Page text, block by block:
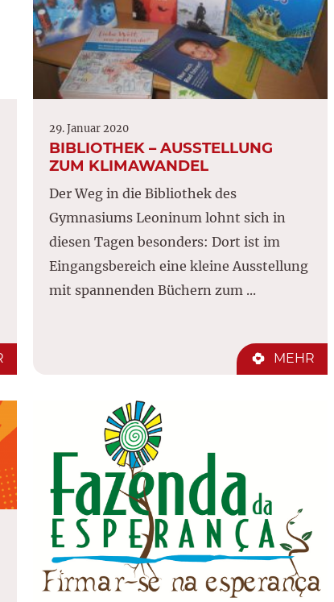
29. Januar 2020
BIBLIOTHEK – AUSSTELLUNG
ZUM KLIMAWANDEL
Der Weg in die Bibliothek des
Gymnasiums Leoninum lohnt sich in
diesen Tagen besonders: Dort ist im
Eingangsbereich eine kleine Ausstellung
mit spannenden Büchern zum ...
MEHR